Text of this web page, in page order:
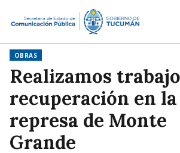
OBRAS
Realizamos
recuperación en la
represa de Monte
Grande